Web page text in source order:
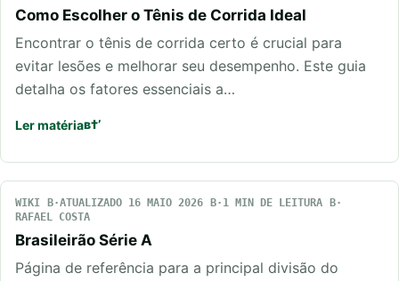
Como Escolher o Tênis de Corrida Ideal
Encontrar o tênis de corrida certo é crucial para
evitar lesões e melhorar seu desempenho. Este guia
detalha os fatores essenciais a…
Ler matéria
WIKI ATUALIZADO 16 MAIO 2026
1 MIN DE LEITURA
RAFAEL COSTA
Brasileirão Série A
Página de referência para a principal divisão do